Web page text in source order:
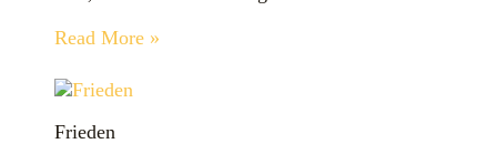
Read More »
Frieden